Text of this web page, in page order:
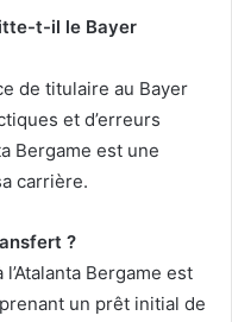
t-il le Bayer
de titulaire au Bayer
et d’erreurs
Bergame est une
carrière.
?
Bergame est
un prêt initial de